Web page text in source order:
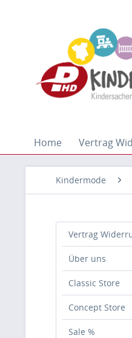
Home Vertrag
Kindermode
Vertrag
Über uns
Classic Store
Concept Store
Sale %